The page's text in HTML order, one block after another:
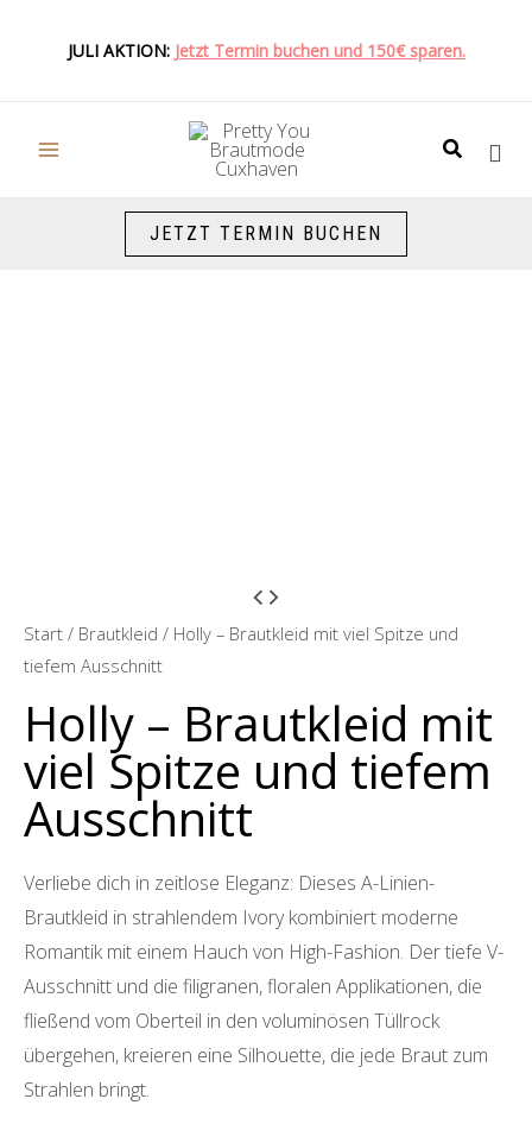
JULI AKTION: Jetzt Termin buchen und 150€ sparen.
Suchen
JETZT TERMIN BUCHEN
Start / Brautkleid / Holly – Brautkleid mit viel Spitze und
tiefem Ausschnitt
Holly – Brautkleid mit
viel Spitze und tiefem
Ausschnitt
Verliebe dich in zeitlose Eleganz: Dieses A-Linien-
Brautkleid in strahlendem Ivory kombiniert moderne
Romantik mit einem Hauch von High-Fashion. Der tiefe V-
Ausschnitt und die filigranen, floralen Applikationen, die
fließend vom Oberteil in den voluminösen Tüllrock
übergehen, kreieren eine Silhouette, die jede Braut zum
Strahlen bringt.